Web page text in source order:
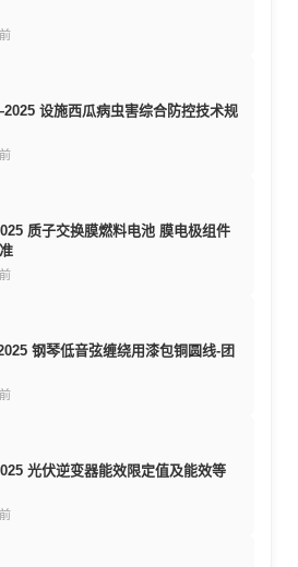
设施西瓜病虫害综合防控技术规
质子交换膜燃料电池 膜电极组件
钢琴低音弦缠绕用漆包铜圆线-团
光伏逆变器能效限定值及能效等